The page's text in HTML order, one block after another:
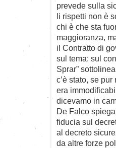
prevede sulla
li rispetti non è
chi è che sta
maggioranza,
il Contratto di
sul tema: sul
Sprar”
c’è stato, se
era
dicevamo in
De Falco
fiducia sul
al decreto
da altre forze